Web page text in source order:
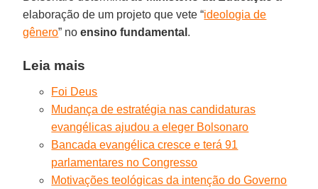
elaboração de um projeto que vete “ideologia de
gênero” noensino fundamental .
Leia mais
Foi Deus
Mudança de estratégia nas candidaturas
evangélicas ajudou a eleger Bolsonaro
Bancada evangélica cresce e terá 91
parlamentares no Congresso
Motivações teológicas da intenção do Governo